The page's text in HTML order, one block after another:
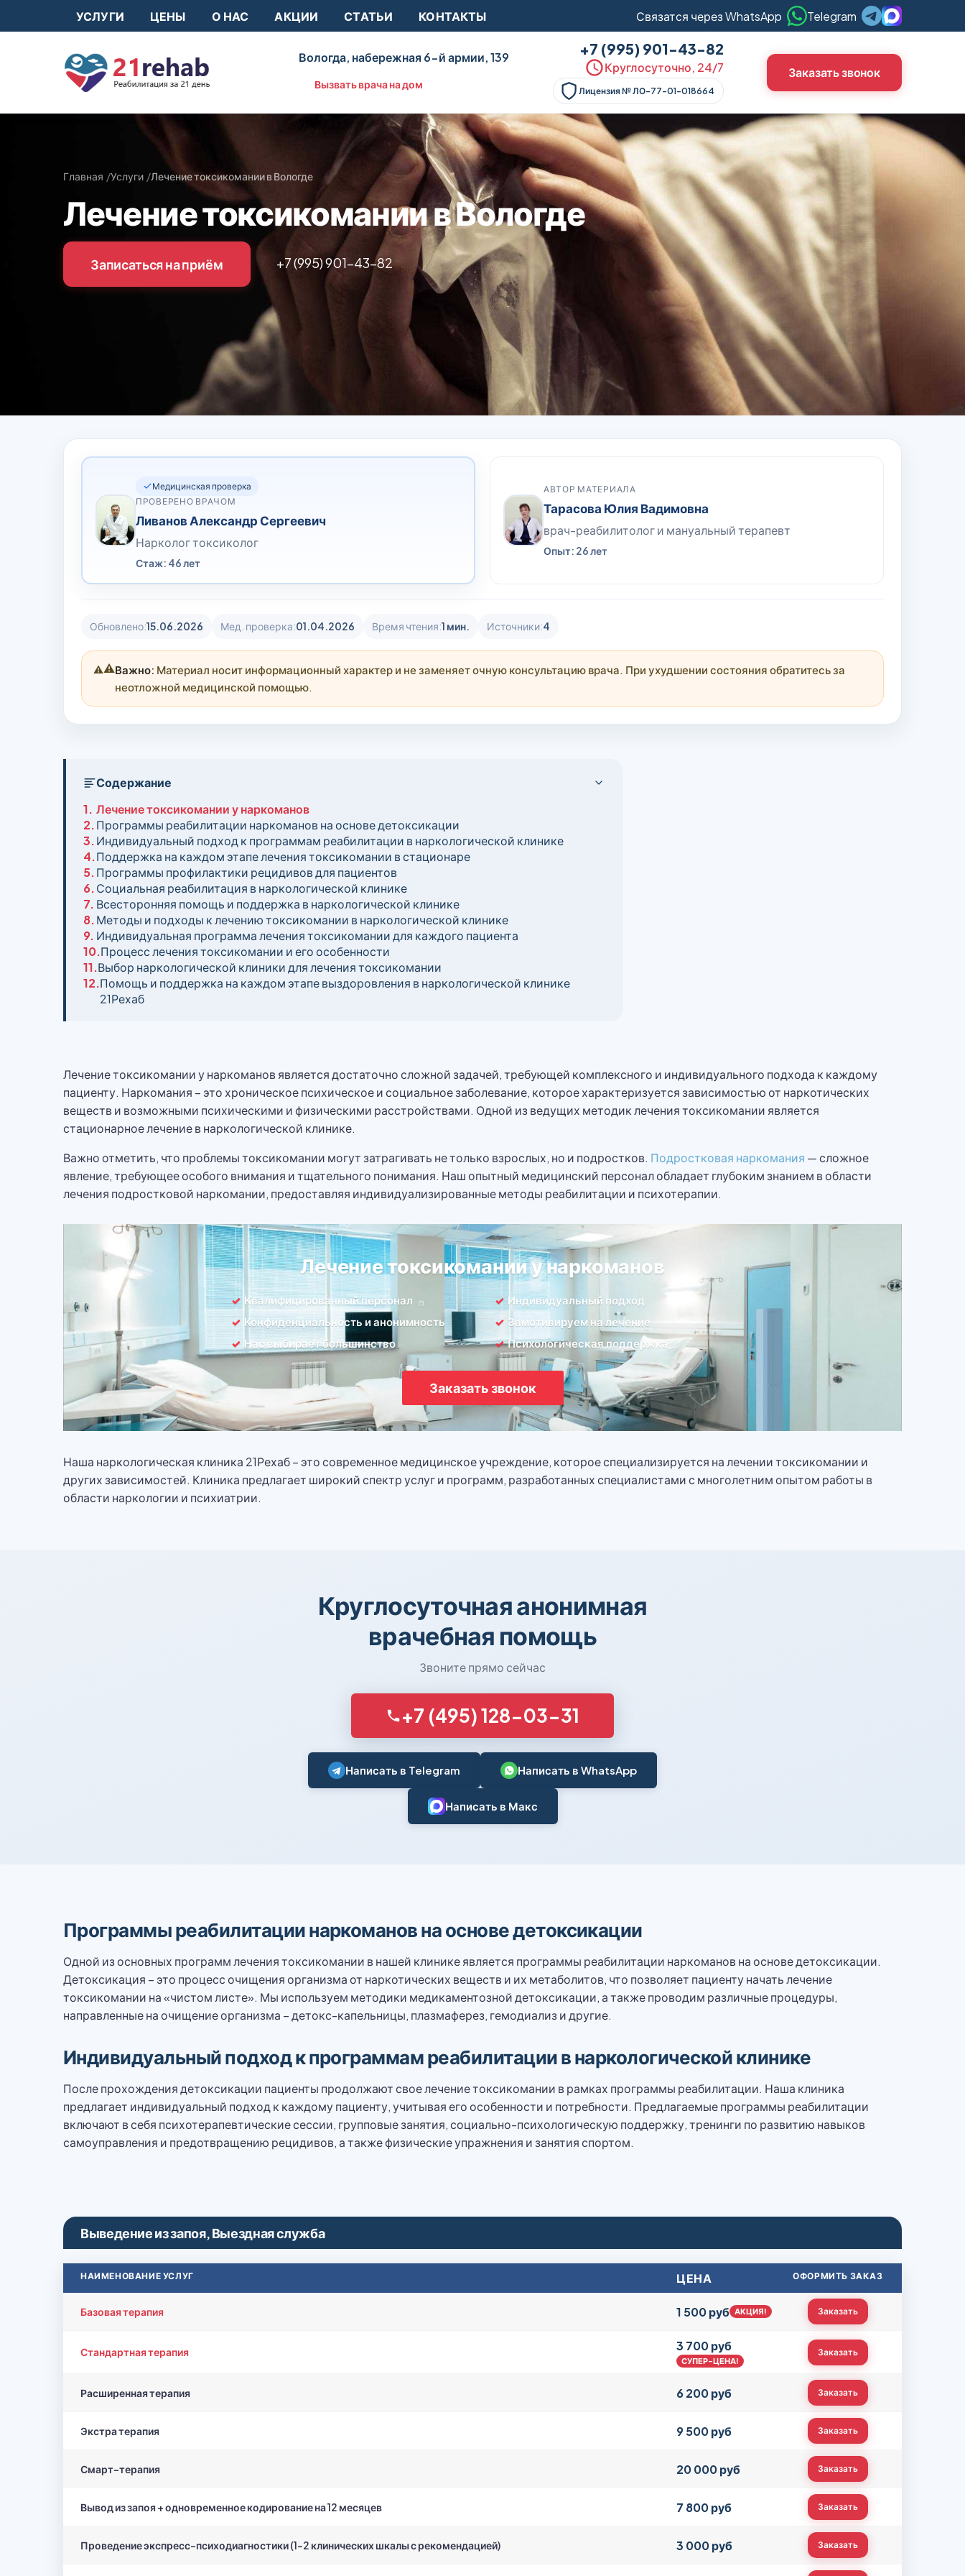
УСЛУГИ ЦЕНЫ О НАС АКЦИИ СТАТЬИ КОНТАКТЫ Связатся через WhatsApp Telegram
Вологда, набережная 6-й армии, 139
Вызвать врача на дом
+7 (995) 901-43-82
Круглосуточно, 24/7
Лицензия № ЛО-77-01-018664
Заказать звонок
Главная Услуги Лечение токсикомании в Вологде
Лечение токсикомании в Вологде
Записаться на приём +7 (995) 901-43-82
Медицинская проверка
ПРОВЕРЕНО ВРАЧОМ
Ливанов Александр Сергеевич
Нарколог токсиколог
Стаж: 46 лет
АВТОР МАТЕРИАЛА
Тарасова Юлия Вадимовна
врач-реабилитолог и мануальный терапевт
Опыт: 26 лет
Обновлено:15.06.2026 Мед. проверка:01.04.2026 Время чтения:1 мин. Источники:4
⚠️Важно: Материал носит информационный характер и не заменяет очную консультацию врача. При ухудшении состояния обратитесь за
неотложной медицинской помощью.
Содержание
1. Лечение токсикомании у наркоманов
2.Программы реабилитации наркоманов на основе детоксикации
3.Индивидуальный подход к программам реабилитации в наркологической клинике
4.Поддержка на каждом этапе лечения токсикомании в стационаре
5.Программы профилактики рецидивов для пациентов
6.Социальная реабилитация в наркологической клинике
7. Всесторонняя помощь и поддержка в наркологической клинике
8.Методы и подходы к лечению токсикомании в наркологической клинике
9. Индивидуальная программа лечения токсикомании для каждого пациента
10.Процесс лечения токсикомании и его особенности
11.Выбор наркологической клиники для лечения токсикомании
12.Помощь и поддержка на каждом этапе выздоровления в наркологической клинике
21Рехаб
Лечение токсикомании у наркоманов является достаточно сложной задачей, требующей комплексного и индивидуального подхода к каждому
пациенту. Наркомания – это хроническое психическое и социальное заболевание, которое характеризуется зависимостью от наркотических
веществ и возможными психическими и физическими расстройствами. Одной из ведущих методик лечения токсикомании является
стационарное лечение в наркологической клинике.
Важно отметить, что проблемы токсикомании могут затрагивать не только взрослых, но и подростков. Подростковая наркомания — сложное
явление, требующее особого внимания и тщательного понимания. Наш опытный медицинский персонал обладает глубоким знанием в области
лечения подростковой наркомании, предоставляя индивидуализированные методы реабилитации и психотерапии.
Лечение токсикомании у наркоманов
Квалифицированный персонал
Индивидуальный подход
Конфиденциальность и анонимность
Замотивируем на лечение
Нас выбирает большинство
Психологическая поддержка
Заказать звонок
Наша наркологическая клиника 21Рехаб – это современное медицинское учреждение, которое специализируется на лечении токсикомании и
других зависимостей. Клиника предлагает широкий спектр услуг и программ, разработанных специалистами с многолетним опытом работы в
области наркологии и психиатрии.
Круглосуточная анонимная
врачебная помощь
Звоните прямо сейчас
+7 (495) 128-03-31
Написать в Telegram Написать в WhatsApp
Написать в Макс
Программы реабилитации наркоманов на основе детоксикации
Одной из основных программ лечения токсикомании в нашей клинике является программы реабилитации наркоманов на основе детоксикации.
Детоксикация – это процесс очищения организма от наркотических веществ и их метаболитов, что позволяет пациенту начать лечение
токсикомании на «чистом листе». Мы используем методики медикаментозной детоксикации, а также проводим различные процедуры,
направленные на очищение организма – детокс-капельницы, плазмаферез, гемодиализ и другие.
Индивидуальный подход к программам реабилитации в наркологической клинике
После прохождения детоксикации пациенты продолжают свое лечение токсикомании в рамках программы реабилитации. Наша клиника
предлагает индивидуальный подход к каждому пациенту, учитывая его особенности и потребности. Предлагаемые программы реабилитации
включают в себя психотерапевтические сессии, групповые занятия, социально-психологическую поддержку, тренинги по развитию навыков
самоуправления и предотвращению рецидивов, а также физические упражнения и занятия спортом.
Выведение из запоя, Выездная служба
НАИМЕНОВАНИЕ УСЛУГ ЦЕНА ОФОРМИТЬ ЗАКАЗ
Базовая терапия 1 500 руб АКЦИЯ! Заказать
Стандартная терапия 3 700 руб
СУПЕР-ЦЕНА!
Заказать
Расширенная терапия 6 200 руб Заказать
Экстра терапия 9 500 руб Заказать
Смарт-терапия 20 000 руб Заказать
Вывод из запоя + одновременное кодирование на 12 месяцев 7 800 руб Заказать
Проведение экспресс-психодиагностики (1-2 клинических шкалы с рекомендацией) 3 000 руб Заказать